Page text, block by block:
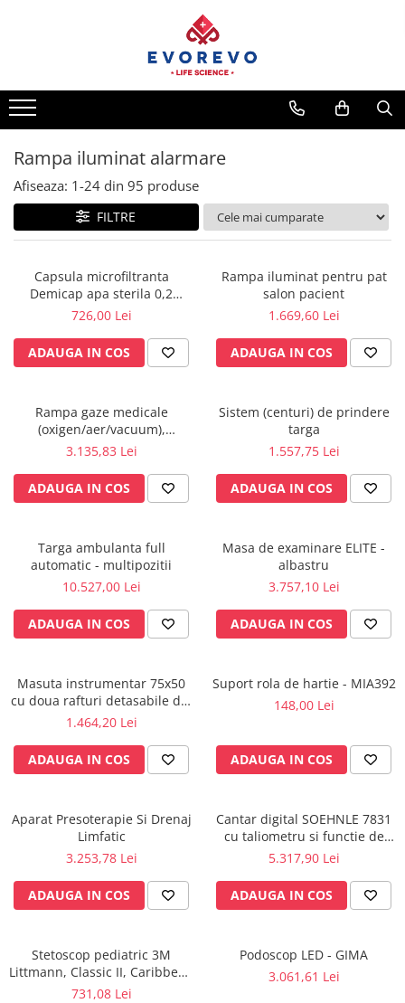
Medical
Nebulizatoare
Concentratoare oxigen
Dopplere
Pulsoximetrie
Senzori SpO2
Cabluri extensie
Capnometre
Negatoscoape
Perfuzomate
Injectomate
CPAP si AUTOCPAP
Instrumentar
Oxigenatoare
Statii gaze medicinale
Regulatoare presiune gaze
medicinale
Carucioare butelii gaze
Conectori gaze medicinale
Panouri control si alarmare
fixare
Rampa gaze medicale pat pacient
Robineti
Console tavan sali operatie
Lavoare apa sterila
Rampa iluminat alarmare
Afiseaza: 1-24 din 95 produse
FILTRE
Capsula microfiltranta
Demicap apa sterila 0,2
microni 60 cicluri cu gat gros
726,00 Lei
ADAUGA IN COS
Rampa iluminat pentru pat
salon pacient
1.669,60 Lei
ADAUGA IN COS
Rampa gaze medicale
(oxigen/aer/vacuum),
Iluminat, prize - 1 post
3.135,83 Lei
ADAUGA IN COS
Sistem (centuri) de prindere
targa
1.557,75 Lei
ADAUGA IN COS
Targa ambulanta full
automatic - multipozitii
10.527,00 Lei
ADAUGA IN COS
Masa de examinare ELITE -
albastru
3.757,10 Lei
ADAUGA IN COS
Masuta instrumentar 75x50
cu doua rafturi detasabile din
inox - M600879/I
1.464,20 Lei
ADAUGA IN COS
Suport rola de hartie - MIA392
148,00 Lei
ADAUGA IN COS
Aparat Presoterapie Si Drenaj
Limfatic
3.253,78 Lei
ADAUGA IN COS
Cantar digital SOEHNLE 7831
cu taliometru si functie de
BMI
5.317,90 Lei
ADAUGA IN COS
Stetoscop pediatric 3M
Littmann, Classic II, Caribbean
Blue 2153
731,08 Lei
Podoscop LED - GIMA
3.061,61 Lei